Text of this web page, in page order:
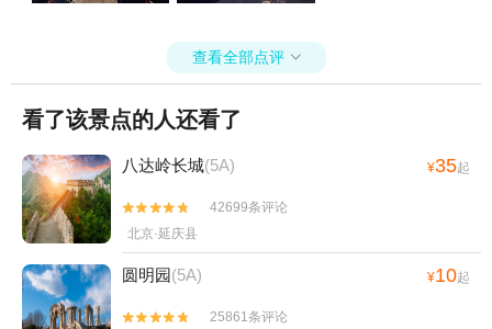
查看全部点评 
看了该景点的人还看了
八达岭长城(5A) ¥35起


42699条评论
北京·延庆县
圆明园(5A) ¥10起


25861条评论